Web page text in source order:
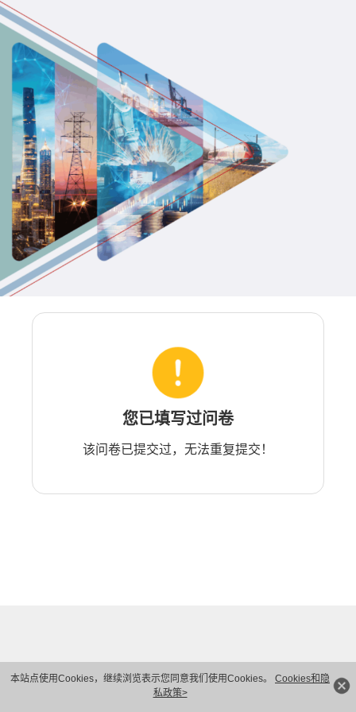
本站点使用Cookies，继续浏览表示您同意我们使用Cookies。 Cookies和隐
私政策>
您已填写过问卷
该问卷已提交过，无法重复提交！